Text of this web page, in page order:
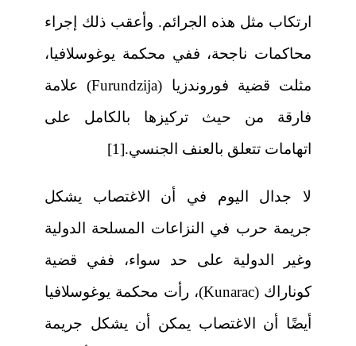
ارتكاب مثل هذه الجرائم. وأعقب ذلك إجراء
محاكمات ناجحة، ففي محكمة يوغوسلافيا،
مثلت قضية فوروندزيا (Furundzija) علامة
فارقة من حيث تركيزها بالكامل على
اتهامات تتعلق بالعنف الجنسي.[1]
لا جدال اليوم في أن الاغتصاب يشكل
جريمة حرب في النزاعات المسلحة الدولية
وغير الدولية على حد سواء، ففي قضية
كوناراك (Kunarac)، رأت محكمة يوغوسلافيا
أيضًا أن الاغتصاب يمكن أن يشكل جريمة